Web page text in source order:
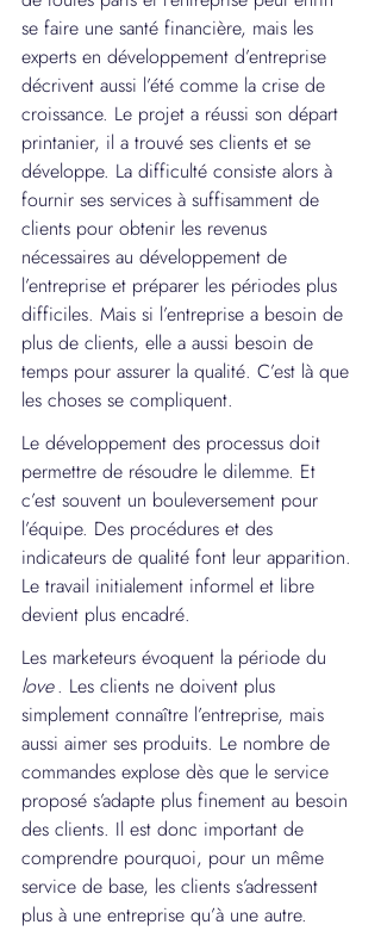
se faire une santé financière, mais les
experts en développement d’entreprise
décrivent aussi l’été comme la crise de
croissance. Le projet a réussi son départ
printanier, il a trouvé ses clients et se
développe. La difficulté consiste alors à
fournir ses services à suffisamment de
clients pour obtenir les revenus
nécessaires au développement de
l’entreprise et préparer les périodes plus
difficiles. Mais si l’entreprise a besoin de
plus de clients, elle a aussi besoin de
temps pour assurer la qualité. C’est là que
les choses se compliquent.
Le développement des processus doit
permettre de résoudre le dilemme. Et
c’est souvent un bouleversement pour
l’équipe. Des procédures et des
indicateurs de qualité font leur apparition.
Le travail initialement informel et libre
devient plus encadré.
Les marketeurs évoquent la période du
love . Les clients ne doivent plus
simplement connaître l’entreprise, mais
aussi aimer ses produits. Le nombre de
commandes explose dès que le service
proposé s’adapte plus finement au besoin
des clients. Il est donc important de
comprendre pourquoi, pour un même
service de base, les clients s’adressent
plus à une entreprise qu’à une autre.